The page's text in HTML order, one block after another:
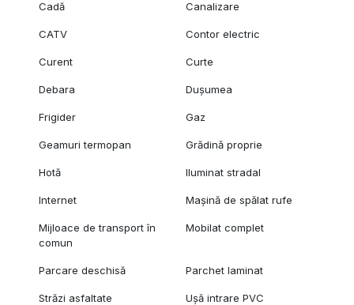
Cadă Canalizare
CATV Contor electric
Curent Curte
Debara Dușumea
Frigider Gaz
Geamuri termopan Grădină proprie
Hotă Iluminat stradal
Internet Mașină de spălat rufe
Mijloace de transport în
comun
Mobilat complet
Parcare deschisă Parchet laminat
Străzi asfaltate Ușă intrare PVC